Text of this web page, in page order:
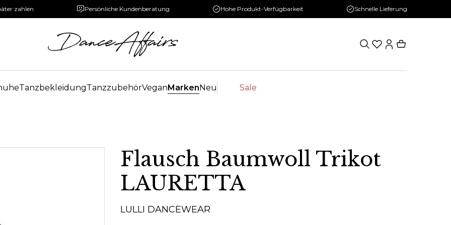
zahlen Persönliche Kundenberatung Hohe Produkt-Verfügbarkeit Schnelle Lieferung
TanzbekleidungTanzzubehörVeganMarkenNeu Sale
Flausch Baumwoll Trikot
LAURETTA
LULLI DANCEWEAR